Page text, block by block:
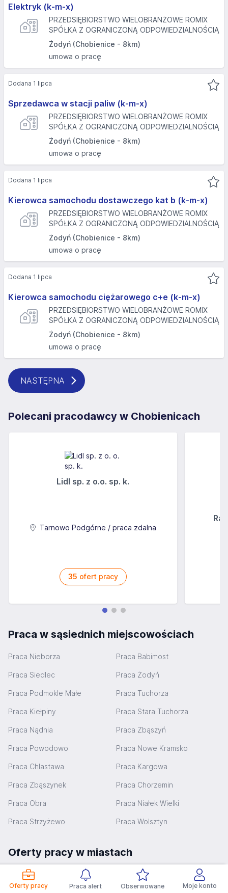
Oferty pracy Praca alert Obserwowane Moje konto
Elektryk (k-m-x)
PRZEDSIĘBIORSTWO WIELOBRANŻOWE ROMIX
SPÓŁKA Z OGRANICZONĄ ODPOWIEDZIALNOŚCIĄ
Żodyń (Chobienice - 8km)
umowa o pracę
Sprzedawca w stacji paliw (k-m-x)
PRZEDSIĘBIORSTWO WIELOBRANŻOWE ROMIX
SPÓŁKA Z OGRANICZONĄ ODPOWIEDZIALNOŚCIĄ
Żodyń (Chobienice - 8km)
umowa o pracę
Dodana 1 lipca
Kierowca samochodu dostawczego kat b (k-m-x)
PRZEDSIĘBIORSTWO WIELOBRANŻOWE ROMIX
SPÓŁKA Z OGRANICZONĄ ODPOWIEDZIALNOŚCIĄ
Żodyń (Chobienice - 8km)
umowa o pracę
Dodana 1 lipca
Kierowca samochodu ciężarowego c+e (k-m-x)
PRZEDSIĘBIORSTWO WIELOBRANŻOWE ROMIX
SPÓŁKA Z OGRANICZONĄ ODPOWIEDZIALNOŚCIĄ
Żodyń (Chobienice - 8km)
umowa o pracę
Dodana 1 lipca
NASTĘPNA
Polecani pracodawcy w Chobienicach
Lidl sp. z o.o. sp. k.
Tarnowo Podgórne / praca zdalna
35 ofert pracy
Praca w sąsiednich miejscowościach
Praca Nieborza Praca Babimost
Praca Siedlec Praca Żodyń
Praca Podmokle Małe Praca Tuchorza
Praca Kiełpiny Praca Stara Tuchorza
Praca Nądnia Praca Zbąszyń
Praca Powodowo Praca Nowe Kramsko
Praca Chlastawa Praca Kargowa
Praca Zbąszynek Praca Chorzemin
Praca Obra Praca Niałek Wielki
Praca Strzyżewo Praca Wolsztyn
Oferty pracy w miastach
Praca Poznań Praca Kalisz